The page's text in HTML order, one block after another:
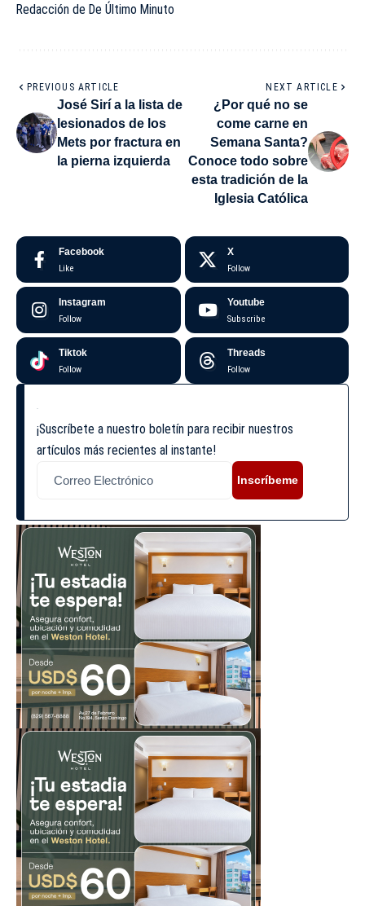
Redacción de De Último Minuto
PREVIOUS ARTICLE
José Sirí a la lista de
lesionados de los
Mets por fractura en
la pierna izquierda
NEXT ARTICLE
¿Por qué no se
come carne en
Semana Santa?
Conoce todo sobre
esta tradición de la
Iglesia Católica
Facebook
Like
X
Follow
Instagram
Follow
Youtube
Subscribe
Tiktok
Follow
Threads
Follow
¡Suscríbete a nuestro boletín para recibir nuestros
artículos más recientes al instante!
Inscríbeme